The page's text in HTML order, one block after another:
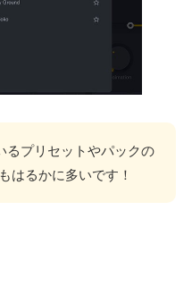
るプリセットやパックの
はるかに多いです！